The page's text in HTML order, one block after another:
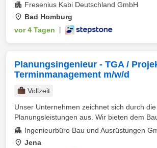
Fresenius Kabi Deutschland GmbH
Bad Homburg
vor 4 Tagen
Planungsingenieur - TGA /
Terminmanagement m/w/d
Vollzeit
Unser Unternehmen zeichnet sich durch
Planungsleistungen aus. Wir bieten dem
Ingenieurbüro Bau und Ausrüstungen
Jena